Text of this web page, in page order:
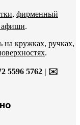
, фирменный
афиши.
на кружках, ручках,
.
5596 5762 | ✉️